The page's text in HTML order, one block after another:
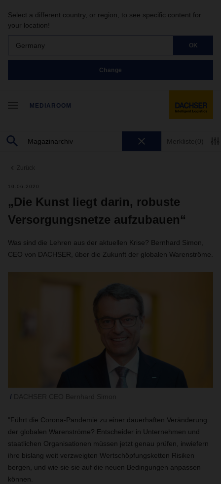
Select a different country, or region, to see specific content for
your location!
Germany OK
Change
MEDIAROOM
Merkliste(0)
Zurück
10.06.2020
„Die Kunst liegt darin, robuste
Versorgungsnetze aufzubauen“
Was sind die Lehren aus der aktuellen Krise? Bernhard Simon,
CEO von DACHSER, über die Zukunft der globalen Warenströme.
"Führt die Corona-Pandemie zu einer dauerhaften Veränderung
der globalen Warenströme? Entscheider in Unternehmen und
staatlichen Organisationen müssen jetzt genau prüfen, inwiefern
ihre bislang weit verzweigten Wertschöpfungsketten Risiken
bergen, und wie sie sie auf die neuen Bedingungen anpassen
können.